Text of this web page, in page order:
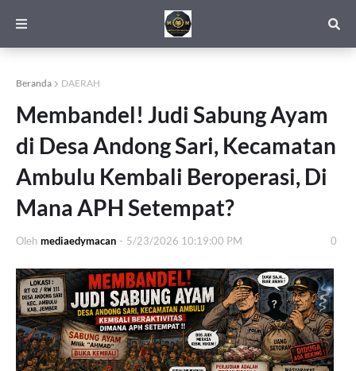
Beranda DAERAH
Membandel! Judi Sabung Ayam
di Desa Andong Sari, Kecamatan
Ambulu Kembali Beroperasi, Di
Mana APH Setempat?
Oleh mediaedymacan - 5/23/2026 10:19:00 PM 0